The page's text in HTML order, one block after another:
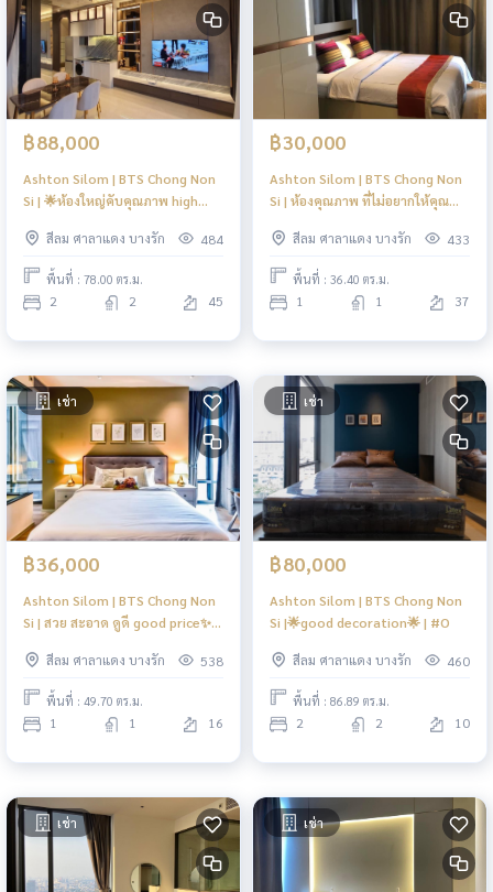
฿88,000
Ashton Silom | BTS Chong Non
Si | 🌟ห้องใหญ่คับคุณภาพ high
สีลม ศาลาแดง บางรัก
484
พื้นที่ : 78.00 ตร.ม.
2 2 45
฿30,000
Ashton Silom | BTS Chong Non
Si | ห้องคุณภาพ ที่ไม่อยากให้คุณ
สีลม ศาลาแดง บางรัก
433
พื้นที่ : 36.40 ตร.ม.
1 1 37
เช่า
฿36,000
Ashton Silom | BTS Chong Non
Si | สวย สะอาด ดูดี good price✨✨
สีลม ศาลาแดง บางรัก
538
พื้นที่ : 49.70 ตร.ม.
1 1 16
เช่า
฿80,000
Ashton Silom | BTS Chong Non
Si |🌟good decoration🌟 | #O
สีลม ศาลาแดง บางรัก 460
พื้นที่ : 86.89 ตร.ม.
2 2 10
เช่า เช่า